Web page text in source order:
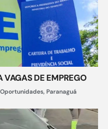
DE EMPREGO
Oportunidades, Paranaguá